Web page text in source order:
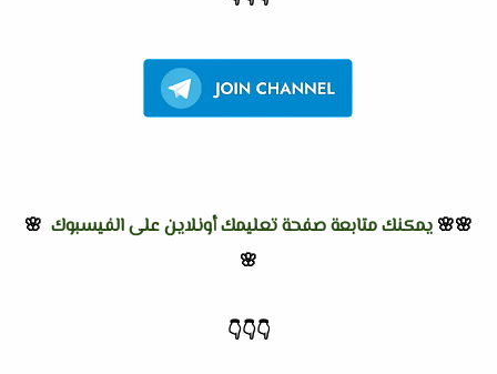
🌸🌸 يمكنك متابعة صفحة تعليمك أونلاين على الفيسبوك 🌸
🌸
👇
👇
👇